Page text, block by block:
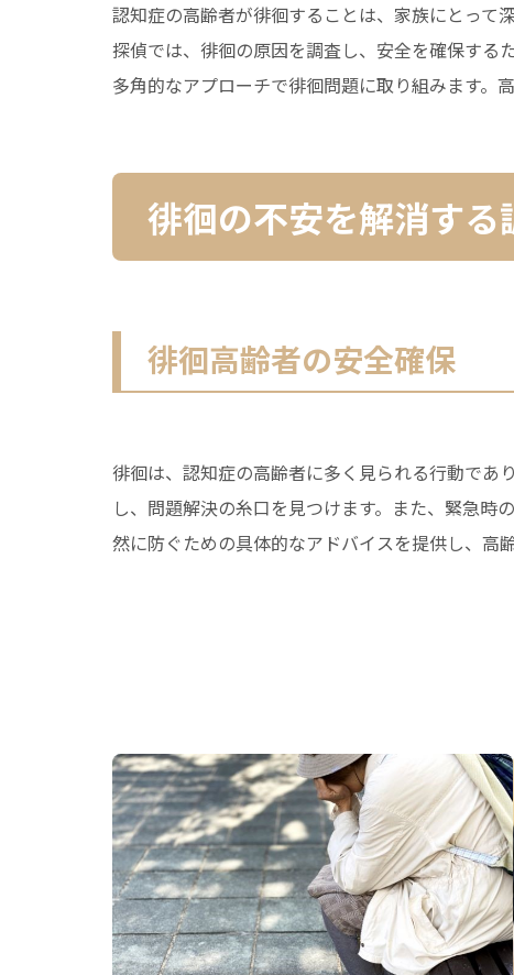
認知症の高齢者が徘徊することは、家族にとって
探偵では、徘徊の原因を調査し、安全を確保する
多角的なアプローチで徘徊問題に取り組みます。
徘徊の不安を解消する
徘徊高齢者の安全確保
徘徊は、認知症の高齢者に多く見られる行動であ
し、問題解決の糸口を見つけます。また、緊急
然に防ぐための具体的なアドバイスを提供し、高